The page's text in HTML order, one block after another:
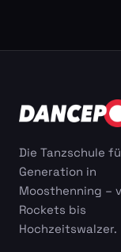
Die Tanzschule
Generation in
Moosthenning –
Rockets bis
Hochzeitswalzer.